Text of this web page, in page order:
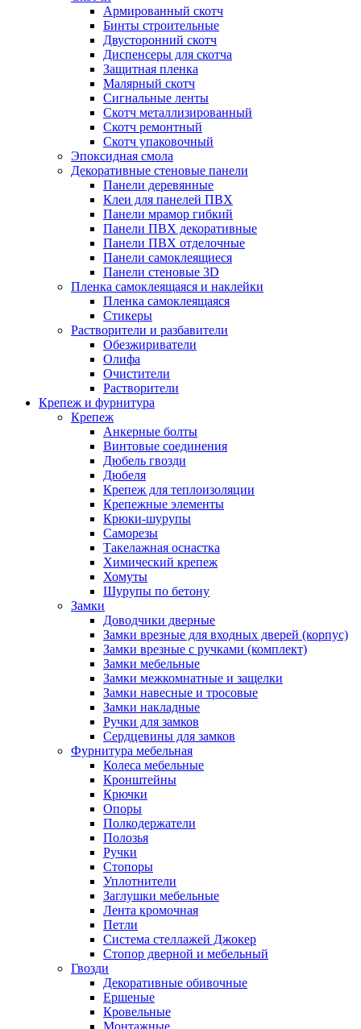
Армированный скотч
Бинты строительные
Двусторонний скотч
Диспенсеры для скотча
Защитная пленка
Малярный скотч
Сигнальные ленты
Скотч металлизированный
Скотч ремонтный
Скотч упаковочный
Эпоксидная смола
Декоративные стеновые панели
Панели деревянные
Клеи для панелей ПВХ
Панели мрамор гибкий
Панели ПВХ декоративные
Панели ПВХ отделочные
Панели самоклеящиеся
Панели стеновые 3D
Пленка самоклеящаяся и наклейки
Пленка самоклеящаяся
Стикеры
Растворители и разбавители
Обезжириватели
Олифа
Очистители
Растворители
Крепеж и фурнитура
Крепеж
Анкерные болты
Винтовые соединения
Дюбель гвозди
Дюбеля
Крепеж для теплоизоляции
Крепежные элементы
Крюки-шурупы
Саморезы
Такелажная оснастка
Химический крепеж
Хомуты
Шурупы по бетону
Замки
Доводчики дверные
Замки врезные для входных дверей (корпус)
Замки врезные с ручками (комплект)
Замки мебельные
Замки межкомнатные и защелки
Замки навесные и тросовые
Замки накладные
Ручки для замков
Сердцевины для замков
Фурнитура мебельная
Колеса мебельные
Кронштейны
Крючки
Опоры
Полкодержатели
Полозья
Ручки
Стопоры
Уплотнители
Заглушки мебельные
Лента кромочная
Петли
Система стеллажей Джокер
Стопор дверной и мебельный
Гвозди
Декоративные обивочные
Ершеные
Кровельные
Монтажные